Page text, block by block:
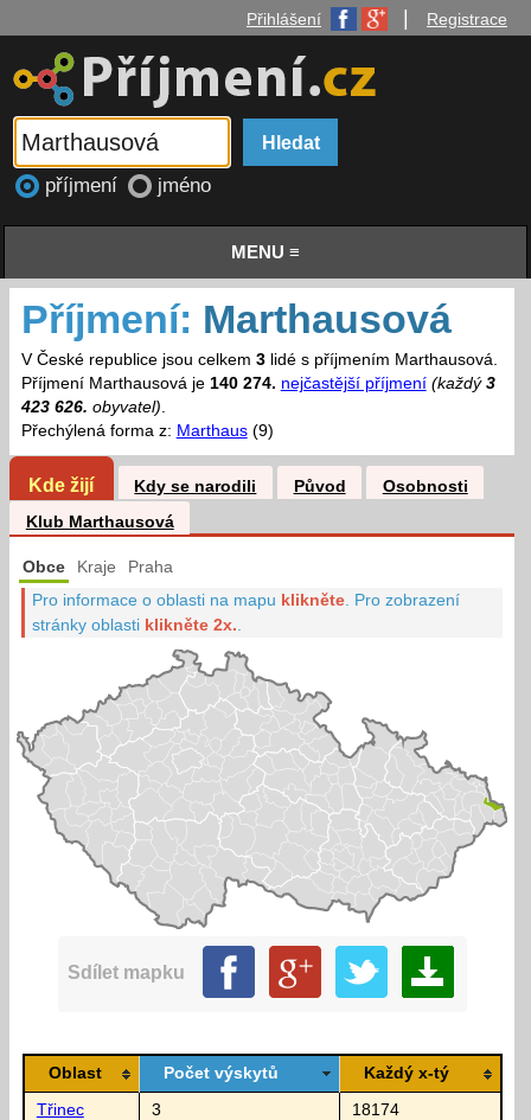
Přihlášení Registrace
příjmení jméno
MENU ≡
Příjmení: Marthausová
V České republice jsou celkem 3lidé s příjmením Marthausová.
Příjmení Marthausová je 140 274. nejčastější příjmení (každý 3
423 626. obyvatel).
Přechýlená forma z: Marthaus(9)
Kde žijí Kdy se narodili Původ
Osobnosti
Klub Marthausová
Obce Kraje Praha
Pro informace o oblasti na mapu klikněte Pro zobrazení
stránky oblasti klikněte 2x.
Sdílet mapku
Oblast Počet výskytů Každý x-tý
Třinec 3 18174